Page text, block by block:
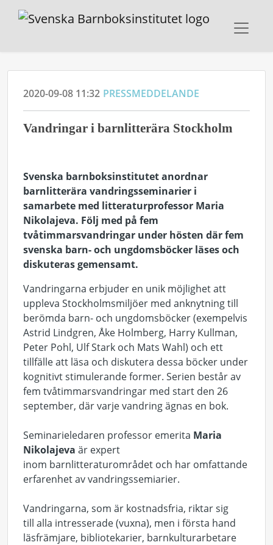
2020-09-08 11:32 PRESSMEDDELANDE
Vandringar i barnlitterära Stockholm
Svenska barnboksinstitutet anordnar
barnlitterära vandringsseminarier i
samarbete med litteraturprofessor Maria
Nikolajeva. Följ med på fem
tvåtimmarsvandringar under hösten där fem
svenska barn- och ungdomsböcker läses och
diskuteras gemensamt.
Vandringarna erbjuder en unik möjlighet att
uppleva Stockholmsmiljöer med anknytning till
berömda barn- och ungdomsböcker (exempelvis
Astrid Lindgren, Åke Holmberg, Harry Kullman,
Peter Pohl, Ulf Stark och Mats Wahl) och ett
tillfälle att läsa och diskutera dessa böcker under
kognitivt stimulerande former. Serien består av
fem tvåtimmarsvandringar med start den 26
september, där varje vandring ägnas en bok.
Seminarieledaren professor emerita Maria
Nikolajeva är expert
inom barnlitteraturområdet och har omfattande
erfarenhet av vandringssemiarier.
Vandringarna, som är kostnadsfria, riktar sig
till alla intresserade (vuxna), men i första hand
läsfrämjare, bibliotekarier, barnkulturarbetare